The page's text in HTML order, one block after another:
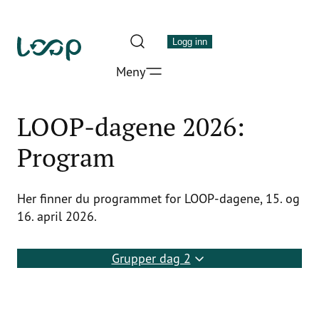
innhold
for
kildesortering
og
Logg inn
Meny
LOOP-dagene 2026:
Program
Her finner du programmet for LOOP-dagene, 15. og
16. april 2026.
Grupper dag 2